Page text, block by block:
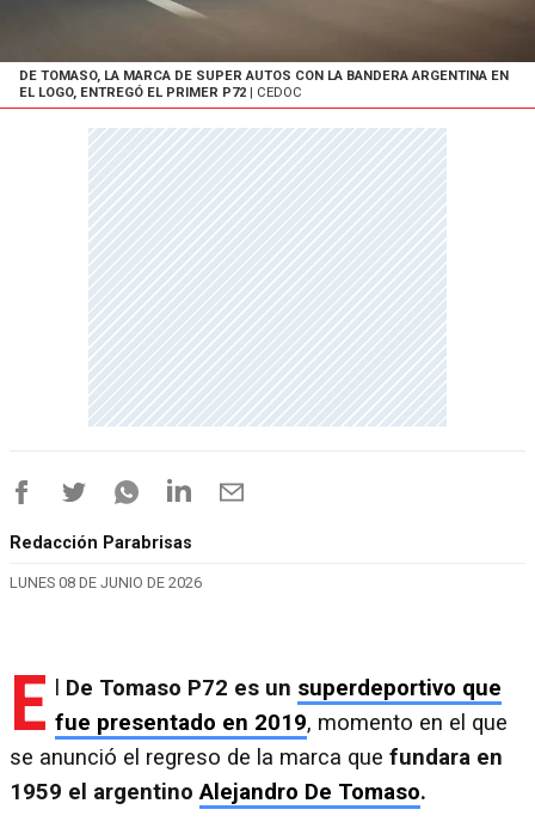
DE TOMASO, LA MARCA DE SUPER AUTOS CON LA BANDERA ARGENTINA EN
EL LOGO, ENTREGÓ EL PRIMER P72 | CEDOC
Redacción Parabrisas
LUNES 08 DE JUNIO DE 2026
E De Tomaso P72 es un superdeportivo que
fue presentado en 2019, momento en el que
se anunció el regreso de la marca que fundara en
1959 el argentinoAlejandro De Tomaso.